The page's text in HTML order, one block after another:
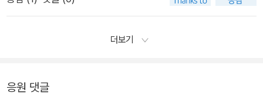
이런 비유까지 할 수 있는지 그래서 최고의 지식인이고 작가겠
망'그래서 신도시를 건설 했다고 한다.죽음을 기억하라는 '메멘토
아니라 고대,중세를 넘나드는 체험을 할 수 있었고,지도에서 이탈
더보기
응원 댓글